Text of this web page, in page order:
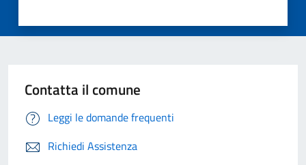
Contatta il comune
Leggi le domande frequenti
Richiedi Assistenza